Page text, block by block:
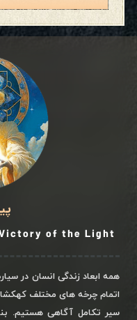
of the Light
همه ابعاد زندگی انسان در
اتمام چرخه های مختلف
سیر تکامل آگاهی هستیم.